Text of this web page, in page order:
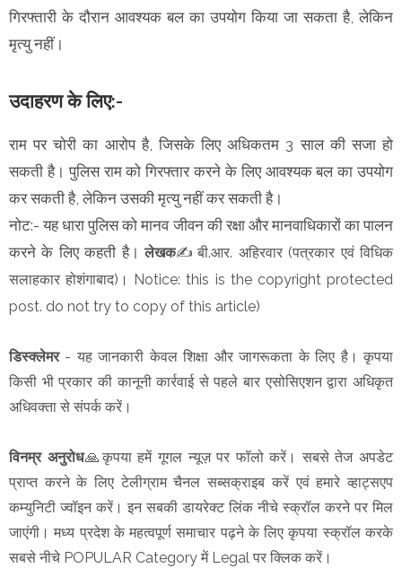
गिरफ्तारी के दौरान आवश्यक बल का उपयोग किया जा सकता है, लेकिन
मृत्यु नहीं।
उदाहरण के लिए:-
राम पर चोरी का आरोप है, जिसके लिए अधिकतम 3 साल की सजा हो
सकती है। पुलिस राम को गिरफ्तार करने के लिए आवश्यक बल का उपयोग
कर सकती है, लेकिन उसकी मृत्यु नहीं कर सकती है।
नोट:- यह धारा पुलिस को मानव जीवन की रक्षा और मानवाधिकारों का पालन
करने के लिए कहती है।लेखक✍️बी.आर. अहिरवार (पत्रकार एवं विधिक
सलाहकार होशंगाबाद)। Notice: this is the copyright protected
post. do not try to copy of this article)
डिस्क्लेमर - यह जानकारी केवल शिक्षा और जागरूकता के लिए है। कृपया
किसी भी प्रकार की कानूनी कार्रवाई से पहले बार एसोसिएशन द्वारा अधिकृत
अधिवक्ता से संपर्क करें।
विनम्र अनुरोध🙏कृपया हमें गूगल न्यूज़ पर फॉलो करें। सबसे तेज अपडेट
प्राप्त करने के लिए टेलीग्राम चैनल सब्सक्राइब करें एवं हमारे व्हाट्सएप
कम्युनिटी ज्वॉइन करें। इन सबकी डायरेक्ट लिंक नीचे स्क्रॉल करने पर मिल
जाएंगी। मध्य प्रदेश के महत्वपूर्ण समाचार पढ़ने के लिए कृपया स्क्रॉल करके
सबसे नीचे POPULAR Category में Legal पर क्लिक करें।